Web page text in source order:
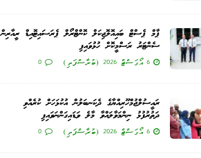
ޕާމް ޕެސްޓް ބައިއޮލޮޖިކަލް ކޮންޓްރޯލް ޕެރަސައިޓޮއިޑް ރީއާރިން
ސެންޓަރު ރަސްމީކޮށް ހުޅުވައިފި
6 އޯގަސްޓް 2026 (ބުރާސްފަތި) 0
ރައީސުލްޖުމްހޫރިއްޔާގެ ދެކަނބަލުން އުކުޅަހަށް ކުރެއްވި
ދަތުރުފުޅު ނިންމަވާލައްވާ މާލެ ވަޑައިގަންނަވައިފި
6 އޯގަސްޓް 2026 (ބުރާސްފަތި) 0